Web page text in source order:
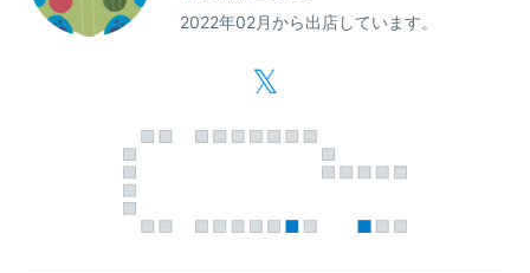
2022年02月から出店しています。